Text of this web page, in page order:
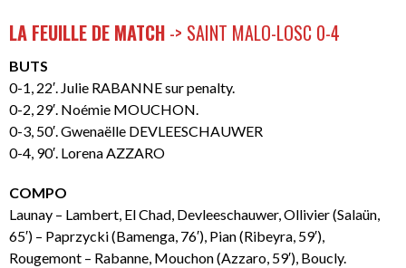
LA FEUILLE DE MATCH -> SAINT MALO-LOSC 0-4
BUTS
0-1, 22′. Julie RABANNE sur penalty.
0-2, 29′. Noémie MOUCHON.
0-3, 50′. Gwenaëlle DEVLEESCHAUWER
0-4, 90′. Lorena AZZARO
COMPO
Launay – Lambert, El Chad, Devleeschauwer, Ollivier (Salaün,
65′) – Paprzycki (Bamenga, 76′), Pian (Ribeyra, 59′),
Rougemont – Rabanne, Mouchon (Azzaro, 59′), Boucly.